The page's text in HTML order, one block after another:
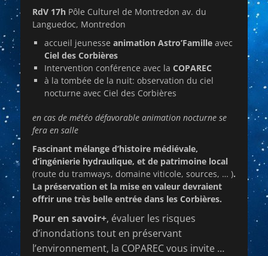
RdV 17h Pôle Culturel de Montredon av. du
Languedoc, Montredon
accueil jeunesse animation Astro’Famille avec
Ciel des Corbières
Intervention conférence avec la COPAREC
à la tombée de la nuit: observation du ciel
nocturne avec Ciel des Corbières
en cas de météo défavorable animation nocturne se
fera en salle
Fascinant mélange d’histoire médiévale,
d’ingénierie hydraulique, et de patrimoine local
(route du tramways, domaine viticole, sources, … ).
La préservation et la mise en valeur devraient
offrir une très belle entrée dans les Corbières.
Pour en savoir+, évaluer les risques
d’inondations tout en préservant
l’environnement, la COPAREC vous invite …